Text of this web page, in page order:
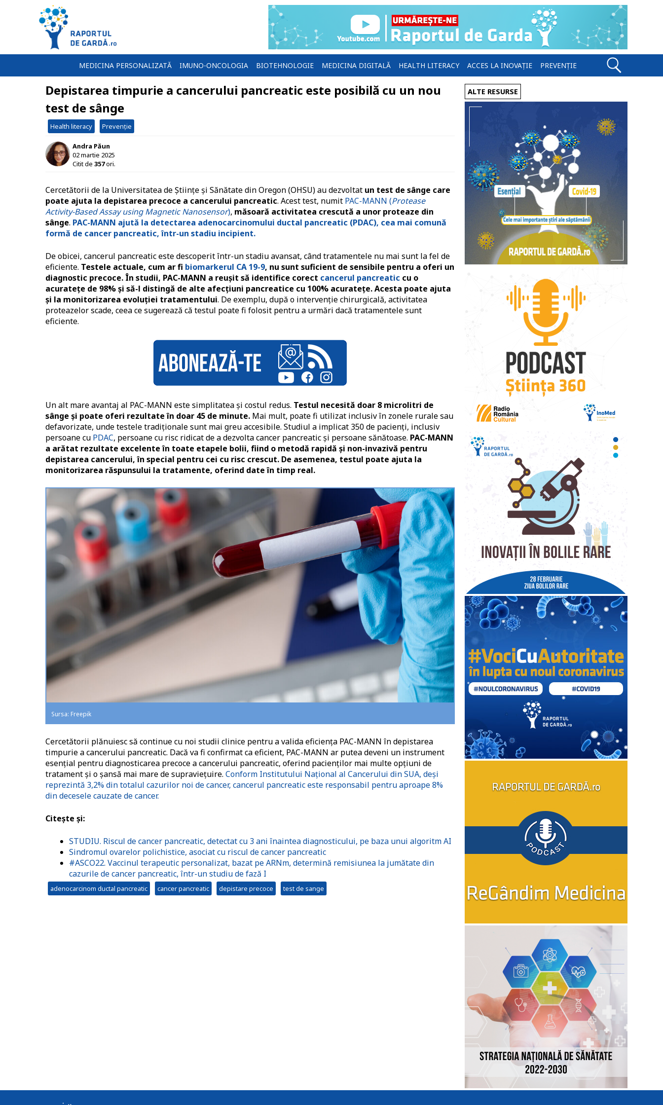
MEDICINA PERSONALIZATĂ IMUNO-ONCOLOGIA BIOTEHNOLOGIE MEDICINA DIGITALĂ HEALTH LITERACY ACCES LA INOVAȚIE PREVENȚIE
Depistarea timpurie a cancerului pancreatic este posibilă cu un nou
test de sânge
Health literacy Prevenție
Andra Păun
02 martie 2025
Citit de 357ori.
Cercetătorii de la Universitatea de Științe și Sănătate din Oregon (OHSU) au dezvoltat un test de sânge care
poate ajuta la depistarea precoce a cancerului pancreatic. Acest test, numit PAC-MANN (Protease
Activity-Based Assay using Magnetic Nanosensor), măsoară activitatea crescută a unor proteaze din
sânge. PAC-MANN ajută la detectarea adenocarcinomului ductal pancreatic (PDAC), cea mai comună
formă de cancer pancreatic, într-un stadiu incipient.
De obicei, cancerul pancreatic este descoperit într-un stadiu avansat, când tratamentele nu mai sunt la fel de
eficiente. Testele actuale, cum ar fi biomarkerul CA 19-9, nu sunt suficient de sensibile pentru a oferi un
diagnostic precoce. În studii, PAC-MANN a reușit să identifice corect cancerul pancreatic cu o
acuratețe de 98% și să-l distingă de alte afecțiuni pancreatice cu 100% acuratețe. Acesta poate ajuta
și la monitorizarea evoluției tratamentului. De exemplu, după o intervenție chirurgicală, activitatea
proteazelor scade, ceea ce sugerează că testul poate fi folosit pentru a urmări dacă tratamentele sunt
eficiente.
Un alt mare avantaj al PAC-MANN este simplitatea și costul redus. Testul necesită doar 8 microlitri de
sânge și poate oferi rezultate în doar 45 de minute. Mai mult, poate fi utilizat inclusiv în zonele rurale sau
defavorizate, unde testele tradiționale sunt mai greu accesibile. Studiul a implicat 350 de pacienți, inclusiv
persoane cu PDAC, persoane cu risc ridicat de a dezvolta cancer pancreatic și persoane sănătoase. PAC-MANN
a arătat rezultate excelente în toate etapele bolii, fiind o metodă rapidă și non-invazivă pentru
depistarea cancerului, în special pentru cei cu risc crescut. De asemenea, testul poate ajuta la
monitorizarea răspunsului la tratamente, oferind date în timp real.
Sursa: Freepik
Cercetătorii plănuiesc să continue cu noi studii clinice pentru a valida eficiența PAC-MANN în depistarea
timpurie a cancerului pancreatic. Dacă va fi confirmat ca eficient, PAC-MANN ar putea deveni un instrument
esențial pentru diagnosticarea precoce a cancerului pancreatic, oferind pacienților mai multe opțiuni de
tratament și o șansă mai mare de supraviețuire. Conform Institutului Național al Cancerului din SUA, deși
reprezintă 3,2% din totalul cazurilor noi de cancer, cancerul pancreatic este responsabil pentru aproape 8%
din decesele cauzate de cancer.
Citește și:
STUDIU. Riscul de cancer pancreatic, detectat cu 3 ani înaintea diagnosticului, pe baza unui algoritm AI
Sindromul ovarelor polichistice, asociat cu riscul de cancer pancreatic
#ASCO22. Vaccinul terapeutic personalizat, bazat pe ARNm, determină remisiunea la jumătate din
cazurile de cancer pancreatic, într-un studiu de fază I
adenocarcinom ductal pancreatic cancer pancreatic depistare precoce test de sange
ALTE RESURSE